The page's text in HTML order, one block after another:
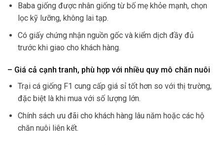
Baba giống được nhân giống từ bố mẹ khỏe mạnh, chọn
lọc kỹ lưỡng, không lai tạp.
Có giấy chứng nhận nguồn gốc và kiểm dịch đầy đủ
trước khi giao cho khách hàng.
– Giá cả cạnh tranh, phù hợp với nhiều quy mô chăn nuôi
Trại cá giống F1 cung cấp giá sỉ tốt hơn so với thị trường,
đặc biệt là khi mua với số lượng lớn.
Chính sách ưu đãi cho khách hàng lâu năm hoặc các hộ
chăn nuôi liên kết.